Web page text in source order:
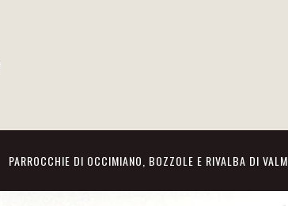
PARROCCHIE DI OCCIMIANO, BOZZOLE E RIVALBA DI